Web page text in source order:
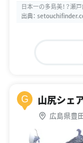
日本一の多島美！？瀬
出典：
G 山尻シェ
広島県豊